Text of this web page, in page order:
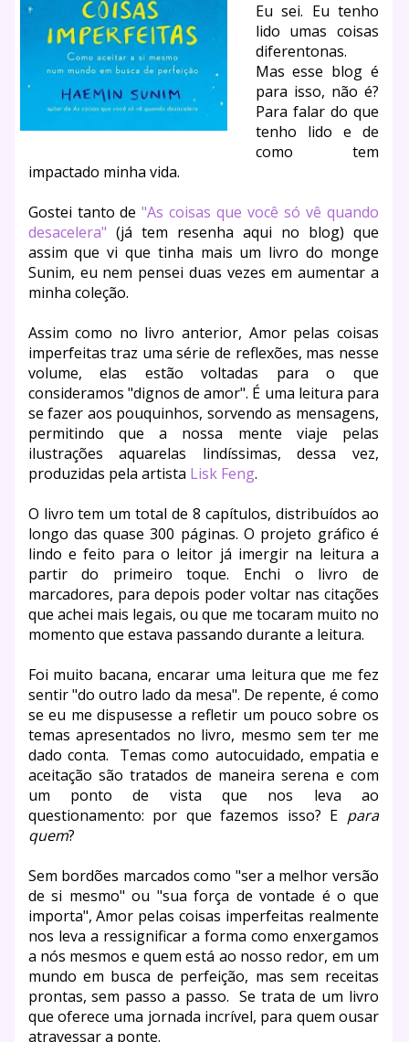
Eu sei. Eu tenho
lido umas coisas
diferentonas.
Mas esse blog é
para isso, não é?
Para falar do que
tenho lido e de
como tem
impactado minha vida.
Gostei tanto de"As coisas que você só vê quando
desacelera" (já tem resenha aqui no blog) que
assim que vi que tinha mais um livro do monge
Sunim, eu nem pensei duas vezes em aumentar a
minha coleção.
Assim como no livro anterior, Amor pelas coisas
imperfeitas traz uma série de reflexões, mas nesse
volume, elas estão voltadas para o que
consideramos "dignos de amor". É uma leitura para
se fazer aos pouquinhos, sorvendo as mensagens,
permitindo que a nossa mente viaje pelas
ilustrações aquarelas lindíssimas, dessa vez,
produzidas pela artista Lisk Feng.
O livro tem um total de 8 capítulos, distribuídos ao
longo das quase 300 páginas. O projeto gráfico é
lindo e feito para o leitor já imergir na leitura a
partir do primeiro toque. Enchi o livro de
marcadores, para depois poder voltar nas citações
que achei mais legais, ou que me tocaram muito no
momento que estava passando durante a leitura.
Foi muito bacana, encarar uma leitura que me fez
sentir "do outro lado da mesa". De repente, é como
se eu me dispusesse a refletir um pouco sobre os
temas apresentados no livro, mesmo sem ter me
dado conta. Temas como autocuidado, empatia e
aceitação são tratados de maneira serena e com
um ponto de vista que nos leva ao
questionamento: por que fazemos isso? E para
quem?
Sem bordões marcados como "ser a melhor versão
de si mesmo" ou "sua força de vontade é o que
importa", Amor pelas coisas imperfeitas realmente
nos leva a ressignificar a forma como enxergamos
a nós mesmos e quem está ao nosso redor, em um
mundo em busca de perfeição, mas sem receitas
prontas, sem passo a passo. Se trata de um livro
que oferece uma jornada incrível, para quem ousar
atravessar a ponte.